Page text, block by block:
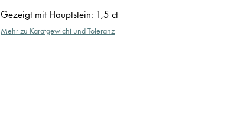
Gezeigt mit Hauptstein: 1,5 ct
Mehr zu Karatgewicht und Toleranz